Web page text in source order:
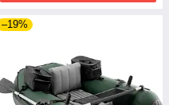
–19%